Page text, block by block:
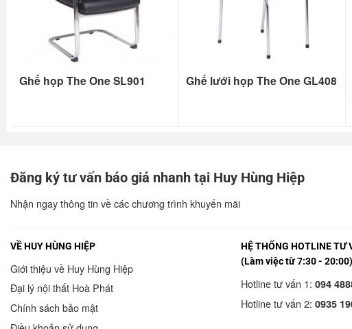
Ghế họp The One SL901 Ghế lưới họp The One GL408
Đăng ký tư vấn báo giá nhanh tại Huy Hùng Hiệp
Nhận ngay thông tin về các chương trình khuyến mãi
VỀ HUY HÙNG HIỆP
Giới thiệu về Huy Hùng Hiệp
Đại lý nội thất Hoà Phát
Chính sách bảo mật
HỆ THỐNG HOTLINE TƯ
(Làm việc từ 7:30 - 20:00)
Hotline tư vấn 1: 094
Hotline tư vấn 2: 0935